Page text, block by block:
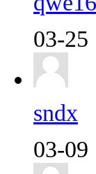
03-25
sndx
03-09